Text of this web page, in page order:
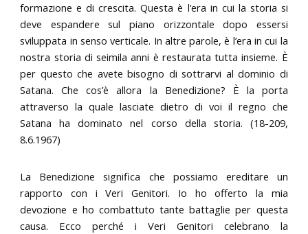
formazione e di crescita. Questa è l’era in cui la storia si
deve espandere sul piano orizzontale dopo essersi
sviluppata in senso verticale. In altre parole, è l’era in cui la
nostra storia di seimila anni è restaurata tutta insieme. È
per questo che avete bisogno di sottrarvi al dominio di
Satana. Che cos’è allora la Benedizione? È la porta
attraverso la quale lasciate dietro di voi il regno che
Satana ha dominato nel corso della storia. (18-209,
8.6.1967)
La Benedizione significa che possiamo ereditare un
rapporto con i Veri Genitori. Io ho offerto la mia
devozione e ho combattuto tante battaglie per questa
causa. Ecco perché i Veri Genitori celebrano la